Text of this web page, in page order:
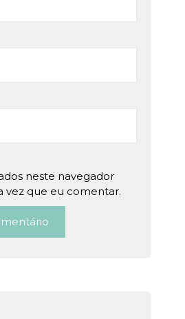
neste navegador
vez que eu comentar.